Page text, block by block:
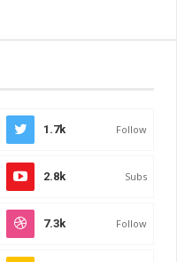
1.7k Follow
2.8k Subs
7.3k Follow